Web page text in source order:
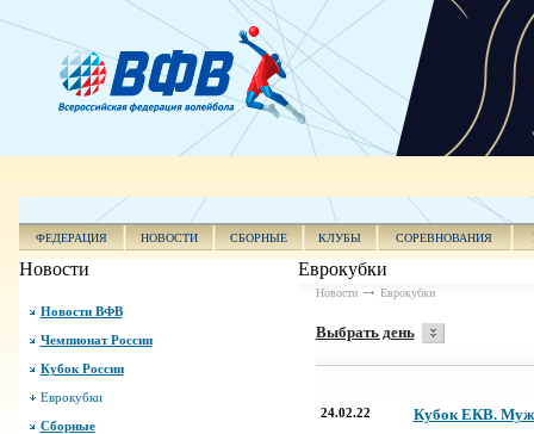
ФЕДЕРАЦИЯ НОВОСТИ СБОРНЫЕ КЛУБЫ СОРЕВНОВАНИЯ
Новости
Новости ВФВ
Чемпионат России
Кубок России
Еврокубки
Сборные
Еврокубки
Новости Еврокубки
Выбрать день
24.02.22 Кубок ЕКВ.